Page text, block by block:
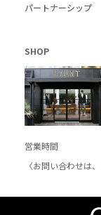
パートナーシップ
SHOP
営業時間
〈お問い合わせは、